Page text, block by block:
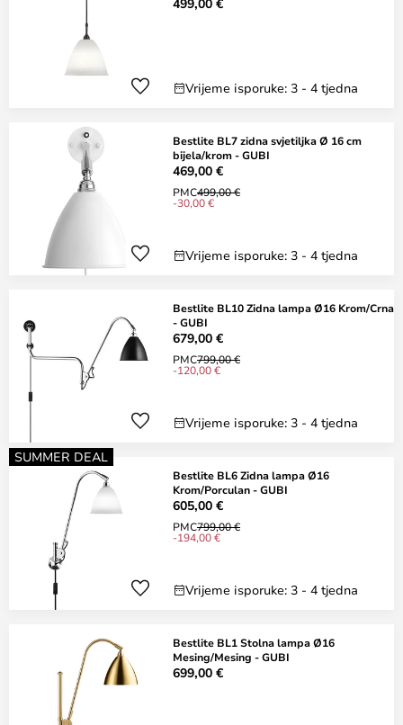
Vrijeme isporuke: 3 - 4 tjedna
Bestlite BL7 zidna svjetiljka Ø 16 cm
bijela/krom - GUBI
469,00 €
PMC499,00 €
-30,00 €
Vrijeme isporuke: 3 - 4 tjedna
Bestlite BL10 Zidna lampa Ø16 Krom/Crna
- GUBI
679,00 €
PMC799,00 €
-120,00 €
Vrijeme isporuke: 3 - 4 tjedna
SUMMER DEAL
Bestlite BL6 Zidna lampa Ø16
Krom/Porculan - GUBI
605,00 €
PMC799,00 €
-194,00 €
Vrijeme isporuke: 3 - 4 tjedna
Bestlite BL1 Stolna lampa Ø16
Mesing/Mesing - GUBI
699,00 €